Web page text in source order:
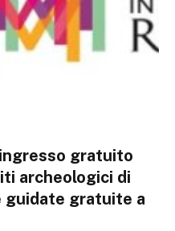
gratuito
archeologici di
guidate gratuite a